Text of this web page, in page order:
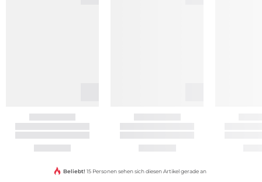
Beliebt! 15 Personen sehen sich diesen Artikel gerade an